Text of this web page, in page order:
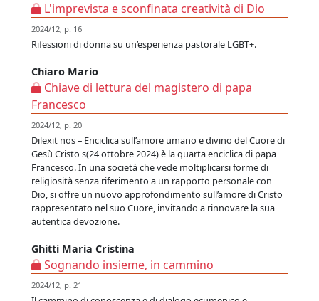
L'imprevista e sconfinata creatività di Dio
2024/12, p. 16
Rifessioni di donna su un’esperienza pastorale LGBT+.
Chiaro Mario
Chiave di lettura del magistero di papa
Francesco
2024/12, p. 20
Dilexit nos – Enciclica sull’amore umano e divino del Cuore di
Gesù Cristo s(24 ottobre 2024) è la quarta enciclica di papa
Francesco. In una società che vede moltiplicarsi forme di
religiosità senza riferimento a un rapporto personale con
Dio, si offre un nuovo approfondimento sull’amore di Cristo
rappresentato nel suo Cuore, invitando a rinnovare la sua
autentica devozione.
Ghitti Maria Cristina
Sognando insieme, in cammino
2024/12, p. 21